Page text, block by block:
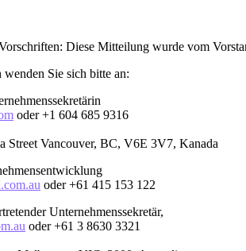
Diese Mitteilung wurde vom
Sie sich bitte an:
oder +1 604 685 9316
Street Vancouver, BC, V6E 3V7, Kanada
oder +61 415 153 122
Unternehmenssekretär,
oder +61 3 8630 3321